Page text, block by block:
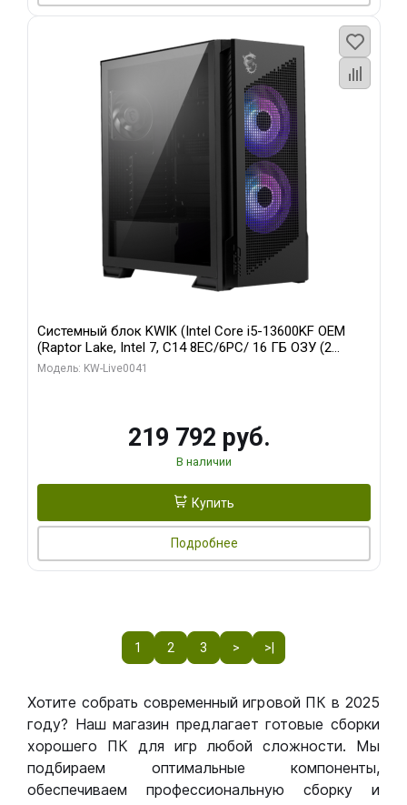
Системный блок KWIK (Intel Core i5-13600KF OEM
(Raptor Lake, Intel 7, C14 8EC/6PC/ 16 ГБ ОЗУ (2
модуля)/ Palit RTX5080 GAMINGPRO OC 16GB GDDR7
Модель: KW-Live0041
219 792 руб.
В наличии
Купить
Подробнее
1 2 3 > >|
Хотите собрать современный игровой ПК в 2025
году? Наш магазин предлагает готовые сборки
хорошего ПК для игр любой сложности. Мы
подбираем оптимальные компоненты,
обеспечиваем профессиональную сборку и